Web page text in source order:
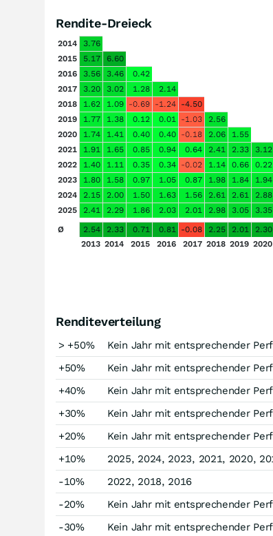
Rendite-Dreieck
2014
3.76
2015
5.17
6.60
2016
3.56 3.46
0.42
2017
3.20 3.02 1.28
2.14
2018
1.62 1.09 -0.69 -1.24 -4.50
2019
1.77 1.38 0.12 0.01 -1.03
2.56
2020
1.74 1.41 0.40 0.40 -0.18 2.06
1.55
2021
1.91 1.65 0.85 0.94 0.64 2.41 2.33
3.12
2022
1.40 1.11 0.35 0.34 -0.02 1.14 0.66 0.22
2023
1.80 1.58 0.97 1.05 0.87 1.98 1.84 1.94
2024
2.15 2.00 1.50 1.63 1.56 2.61 2.61 2.88
2025
2.41 2.29 1.86 2.03 2.01 2.98 3.05 3.35
Ø
2.54 2.33 0.71 0.81 -0.08 2.25 2.01 2.30
2013 2014 2015 2016 2017 2018 2019 2020
Renditeverteilung
> +50%
Kein Jahr mit entsprechender
+50%
Kein Jahr mit entsprechender
+40%
Kein Jahr mit entsprechender
+30%
Kein Jahr mit entsprechender
+20%
Kein Jahr mit entsprechender
+10%
2025, 2024, 2023, 2021, 2020,
-10%
2022, 2018, 2016
-20%
Kein Jahr mit entsprechender
-30%
Kein Jahr mit entsprechender